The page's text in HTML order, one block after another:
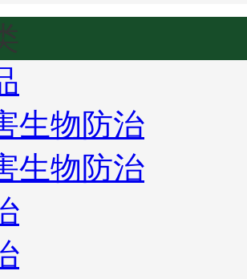
生物防治
生物防治